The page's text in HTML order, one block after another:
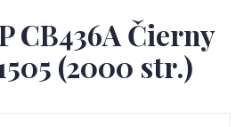
CB436A Čierny
(2000 str.)